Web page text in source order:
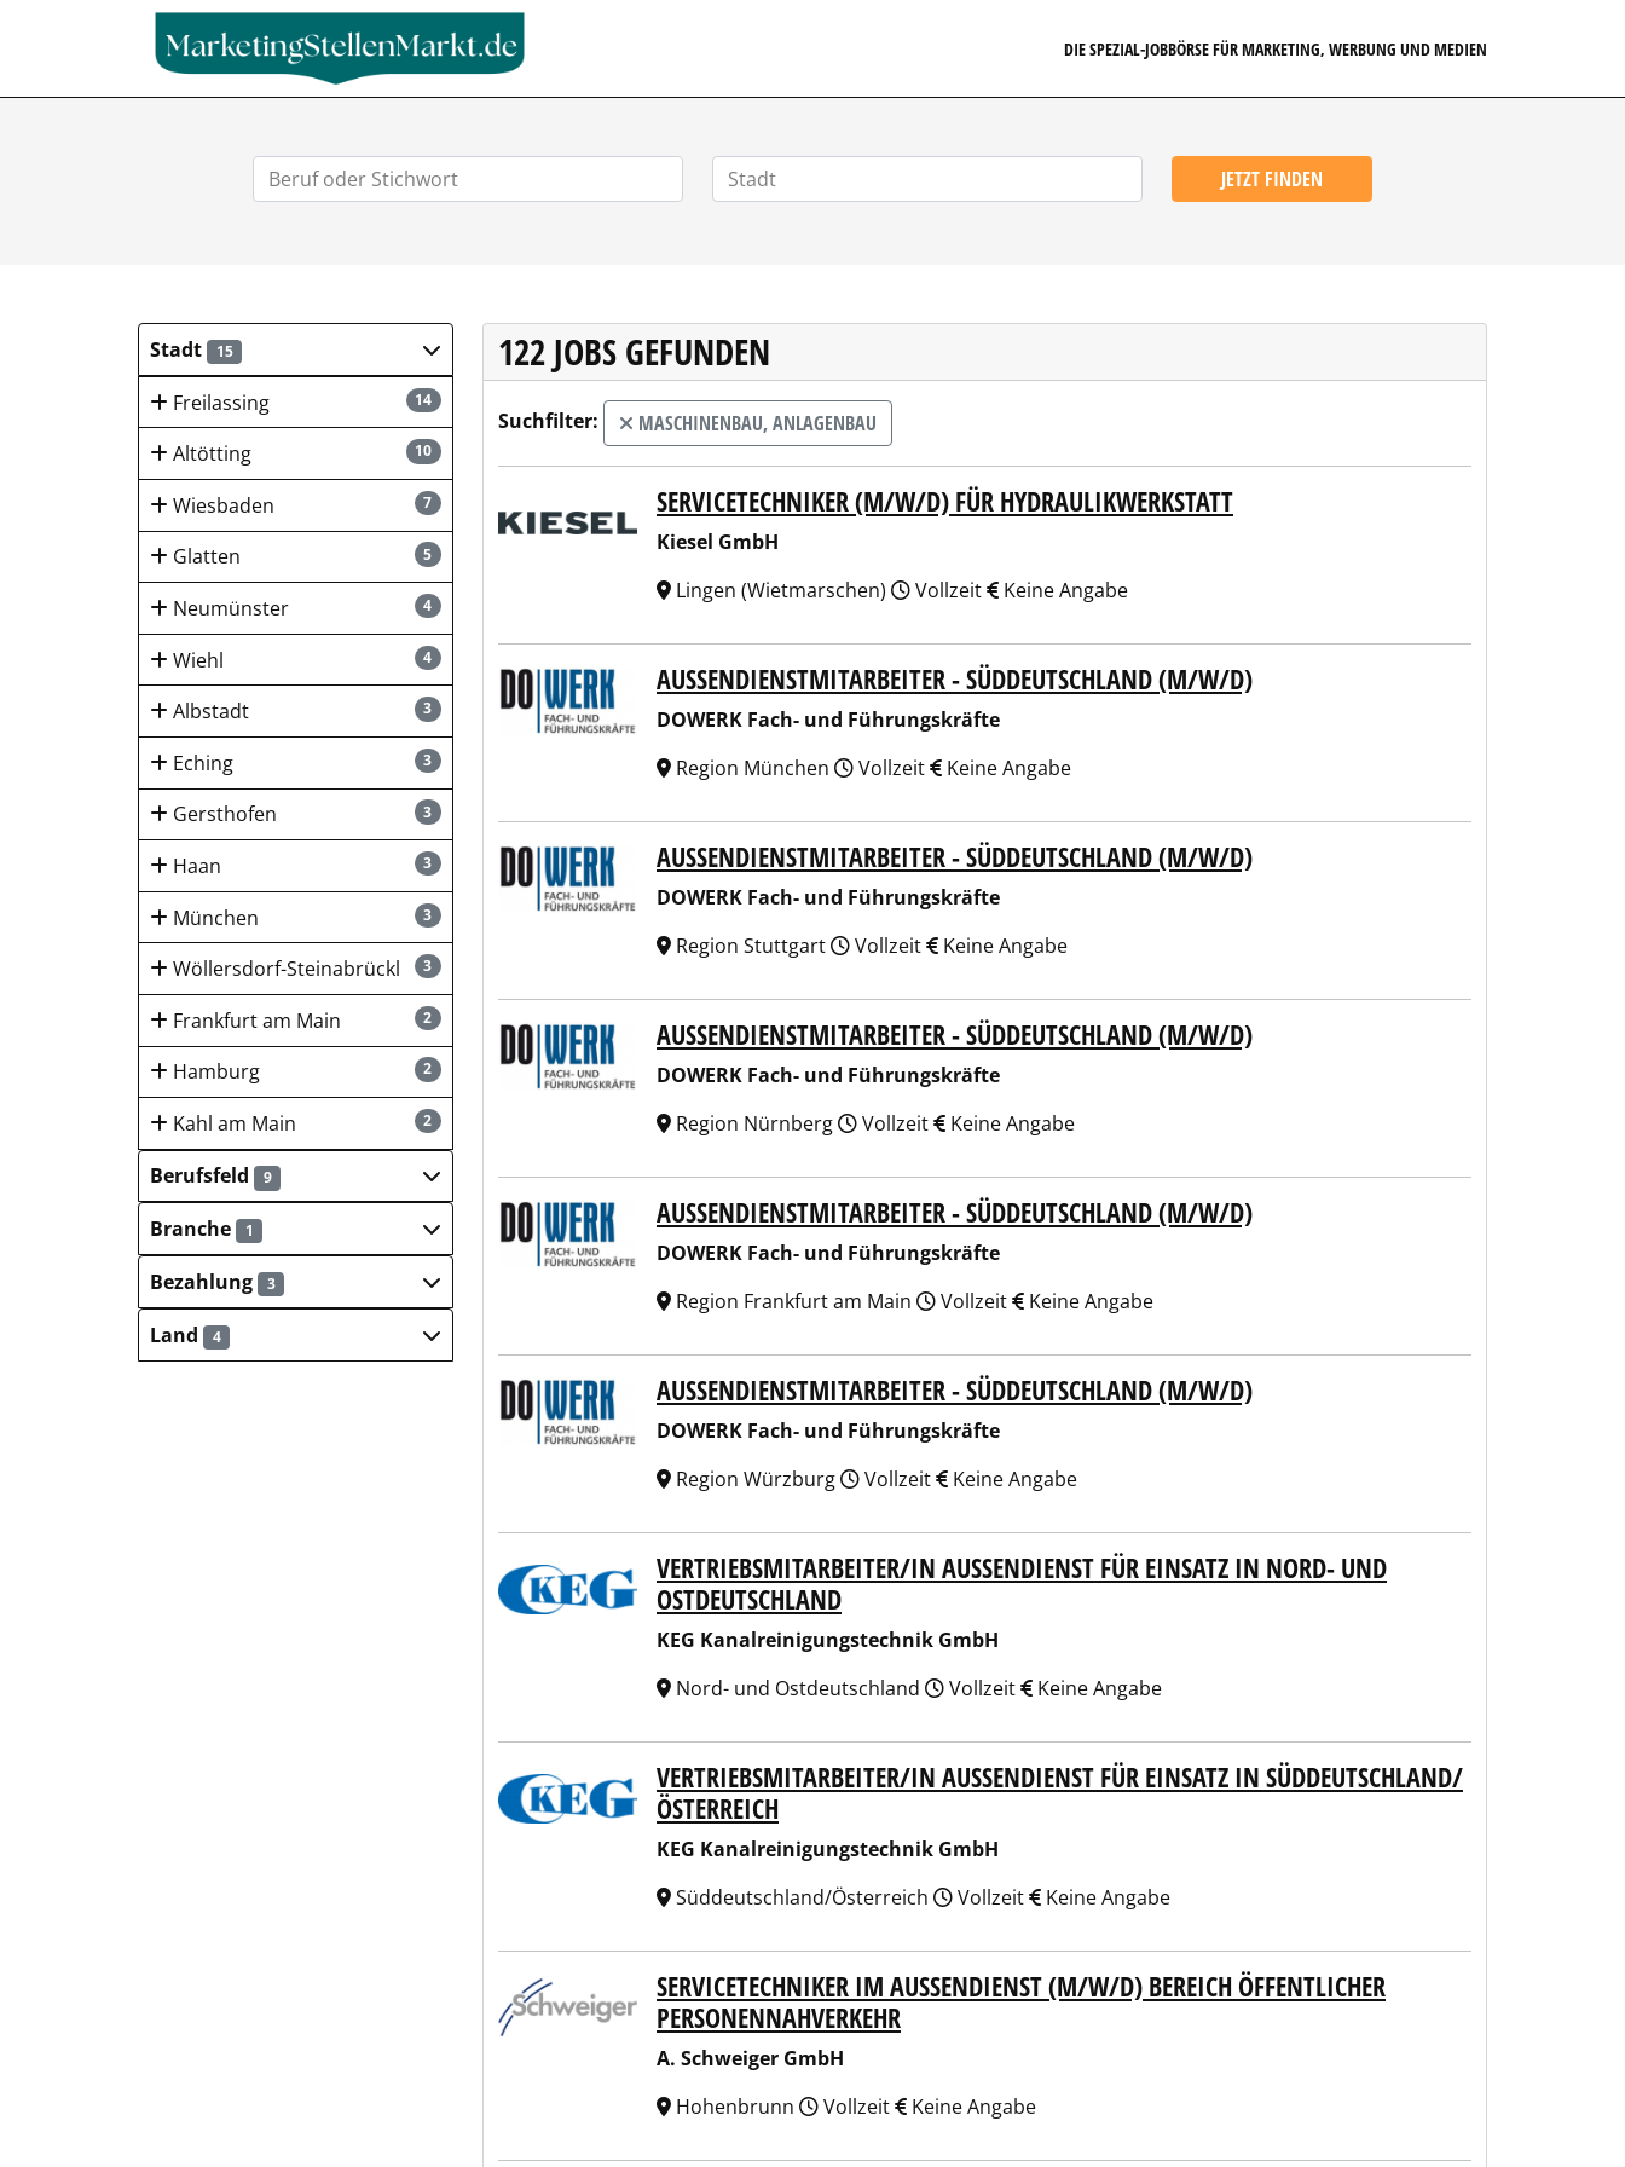
DIE SPEZIAL-JOBBÖRSE FÜR MARKETING, WERBUNG UND MEDIEN
JETZT FINDEN
Stadt 15
14
Freilassing
10
Altötting
7
Wiesbaden
5
Glatten
4
Neumünster
4
Wiehl
3
Albstadt
3
Eching
3
Gersthofen
3
Haan
3
München
3
Wöllersdorf-Steinabrückl
2
Frankfurt am Main
2
Hamburg
2
Kahl am Main
Berufsfeld
9
Branche 1
Bezahlung 3
Land 4
122 JOBS GEFUNDEN
Suchfilter: MASCHINENBAU, ANLAGENBAU
SERVICETECHNIKER (M/W/D) FÜR HYDRAULIKWERKSTATT
Kiesel GmbH
Lingen (Wietmarschen)
Vollzeit Keine Angabe
DOWERK Fach- und Führungskräfte
AUSSENDIENSTMITARBEITER - SÜDDEUTSCHLAND (M/W/D)
DOWERK Fach- und Führungskräfte
Region München
Vollzeit Keine Angabe
DOWERK Fach- und Führungskräfte
AUSSENDIENSTMITARBEITER - SÜDDEUTSCHLAND (M/W/D)
DOWERK Fach- und Führungskräfte
Region Stuttgart
Vollzeit Keine Angabe
DOWERK Fach- und Führungskräfte
AUSSENDIENSTMITARBEITER - SÜDDEUTSCHLAND (M/W/D)
DOWERK Fach- und Führungskräfte
Region Nürnberg
Vollzeit Keine Angabe
DOWERK Fach- und Führungskräfte
AUSSENDIENSTMITARBEITER - SÜDDEUTSCHLAND (M/W/D)
DOWERK Fach- und Führungskräfte
Region Frankfurt am Main
Vollzeit Keine Angabe
DOWERK Fach- und Führungskräfte
AUSSENDIENSTMITARBEITER - SÜDDEUTSCHLAND (M/W/D)
DOWERK Fach- und Führungskräfte
Region Würzburg
Vollzeit Keine Angabe
KEG Kanalreinigungstechnik GmbH
VERTRIEBSMITARBEITER/IN AUSSENDIENST FÜR EINSATZ IN NORD- UND O
STDEUTSCHLAND
KEG Kanalreinigungstechnik GmbH
Nord- und Ostdeutschland
Vollzeit Keine Angabe
KEG Kanalreinigungstechnik GmbH
VERTRIEBSMITARBEITER/IN AUSSENDIENST FÜR EINSATZ IN SÜDDEUTSCHLAND/Ö
STERREICH
KEG Kanalreinigungstechnik GmbH
Süddeutschland/Österreich
Vollzeit Keine Angabe
A. Schweiger GmbHSERVICETECHNIKER IM AUSSENDIENST (M/W/D) BEREICH ÖFFENTLICHER P
ERSONENNAHVERKEHR
A. Schweiger GmbH
Hohenbrunn
Vollzeit Keine Angabe